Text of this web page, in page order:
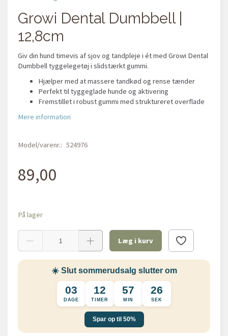
Growi Dental Dumbbell |
12,8cm
Giv din hund timevis af sjov og tandpleje i ét med Growi Dental
Dumbbell tyggelegetøj i slidstærkt gummi.
Hjælper med at massere tandkød og rense tænder
Perfekt til tyggeglade hunde og aktivering
Fremstillet i robust gummi med struktureret overflade
Mere information
Model/varenr.: 524976
89,00
På lager
Læg i kurv
☀️ Slut sommerudsalg slutter om
03
DAGE
12
TIMER
57
MIN
26
SEK
Spar op til 50%